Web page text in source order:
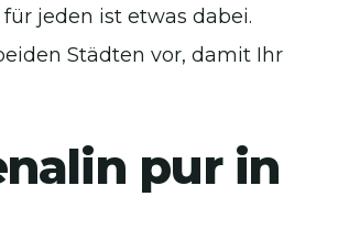
jeden ist etwas dabei.
Städten vor, damit Ihr
pur in